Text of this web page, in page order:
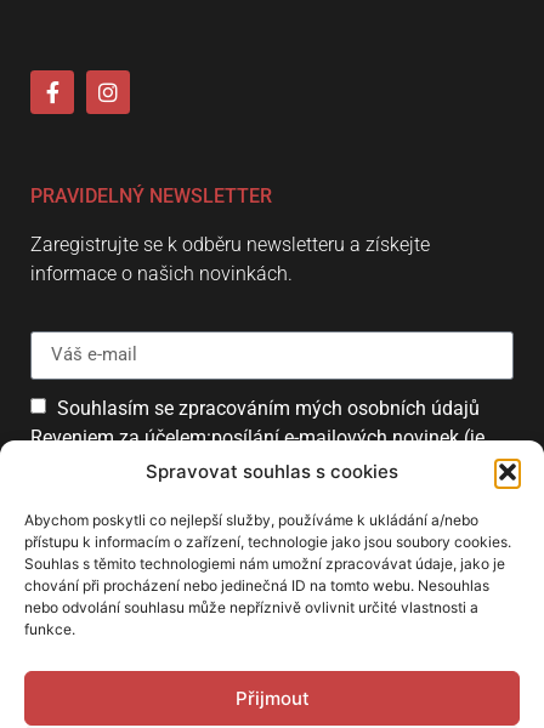
Spravovat souhlas s cookies
Abychom poskytli co nejlepší služby, používáme k ukládání a/nebo
přístupu k informacím o zařízení, technologie jako jsou soubory cookies.
Souhlas s těmito technologiemi nám umožní zpracovávat údaje, jako je
chování při procházení nebo jedinečná ID na tomto webu. Nesouhlas
nebo odvolání souhlasu může nepříznivě ovlivnit určité vlastnosti a
funkce.
Přijmout
PRAVIDELNÝ NEWSLETTER
Zaregistrujte se k odběru newsletteru a získejte
informace o našich novinkách.
Souhlasím se zpracováním mých osobních údajů
Reveniem za účelem:posílání e-mailových novinek (je
možné se kdykoliv odhlásit).
Přihlásit
PARTNEŘI